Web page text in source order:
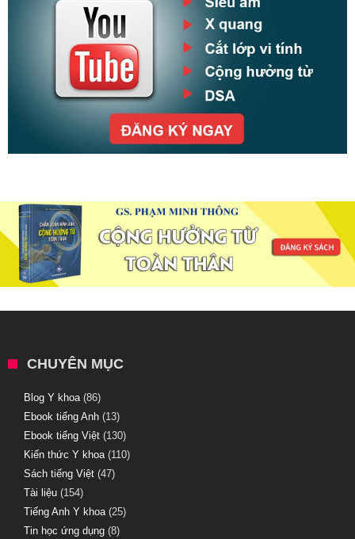
CHUYÊN MỤC
Blog Y khoa(86)
Ebook tiếng Anh (13)
Ebook tiếng Việt (130)
Kiến thức Y khoa(110)
Sách tiếng Việt (47)
Tài liệu (154)
Tiếng Anh Y khoa(25)
Tin học ứng dụng (8)